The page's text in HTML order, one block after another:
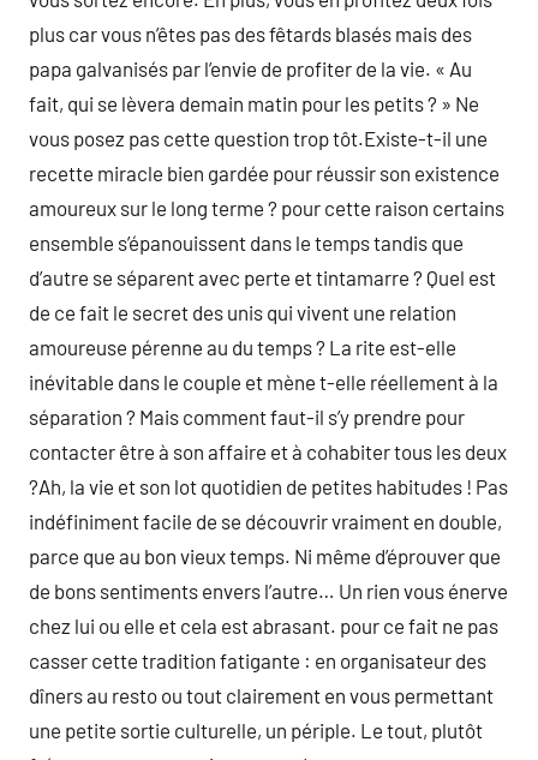
plus car vous n’êtes pas des fêtards blasés mais des
papa galvanisés par l’envie de profiter de la vie. « Au
fait, qui se lèvera demain matin pour les petits ? » Ne
vous posez pas cette question trop tôt.Existe-t-il une
recette miracle bien gardée pour réussir son existence
amoureux sur le long terme ? pour cette raison certains
ensemble s’épanouissent dans le temps tandis que
d’autre se séparent avec perte et tintamarre ? Quel est
de ce fait le secret des unis qui vivent une relation
amoureuse pérenne au du temps ? La rite est-elle
inévitable dans le couple et mène t-elle réellement à la
séparation ? Mais comment faut-il s’y prendre pour
contacter être à son affaire et à cohabiter tous les deux
?Ah, la vie et son lot quotidien de petites habitudes ! Pas
indéfiniment facile de se découvrir vraiment en double,
parce que au bon vieux temps. Ni même d’éprouver que
de bons sentiments envers l’autre… Un rien vous énerve
chez lui ou elle et cela est abrasant. pour ce fait ne pas
casser cette tradition fatigante : en organisateur des
dîners au resto ou tout clairement en vous permettant
une petite sortie culturelle, un périple. Le tout, plutôt